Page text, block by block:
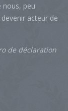
nous, peu
acteur de
de déclaration